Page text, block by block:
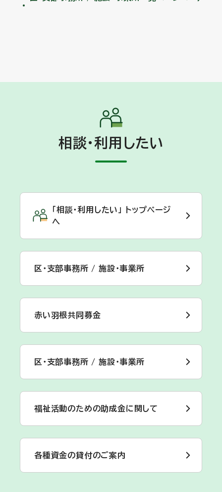
相談・利用したい
「相談・利用したい」 トップページ
へ
区・支部事務所 / 施設・事業所
赤い羽根共同募金
区・支部事務所 / 施設・事業所
福祉活動のための助成金に関して
各種資金の貸付のご案内